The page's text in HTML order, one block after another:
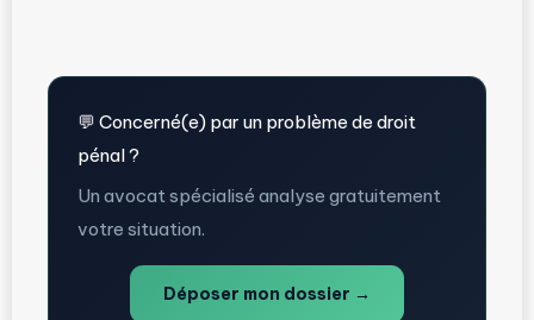
💬 Concerné(e) par un problème de droit
pénal ?
Un avocat spécialisé analyse gratuitement
votre situation.
Déposer mon dossier →